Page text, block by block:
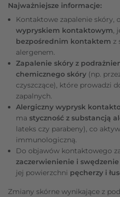
Najważniejsze informacje:
Kontaktowe zapalenie skóry,
wypryskiem kontaktowym,
bezpośrednim kontaktem z
alergenem.
Zapalenie skóry z
chemicznego skóry (np.
czyszczące), które prowadzi
zapalnych.
Alergiczny wyprysk
ma styczność z substancją
lateks czy parabeny), co
immunologiczną.
Do objawów kontaktowego
zaczerwienienie i
jej powierzchni pęcherzy i
Zmiany skórne wynikające z